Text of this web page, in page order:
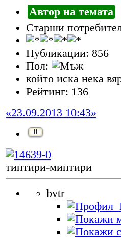
Автор на темата
Старши
Публикации: 856
Пол:
който иска нека
Рейтинг: 136
«23.09.2013 10:43»
0
тинтири-минтири
bvtr